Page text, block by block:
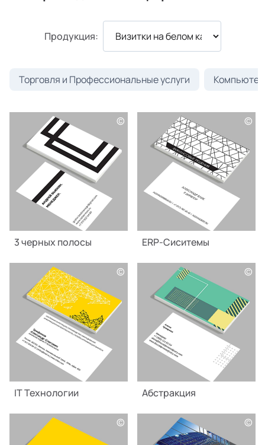
Продукция:
Торговля и Профессиональные услуги
©
3 черных полосы
©
ERP-Сиситемы
©
IT Технологии
©
Абстракция
© ©